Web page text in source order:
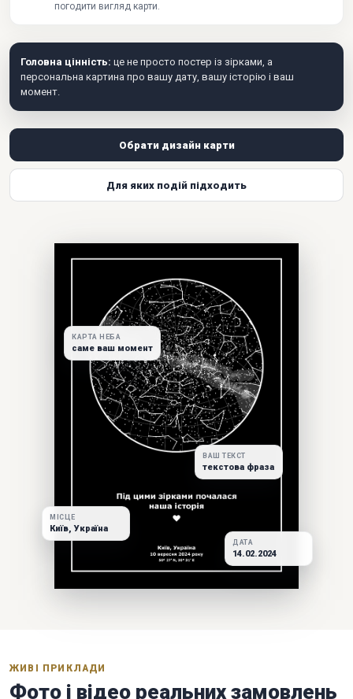
МІСЦЕ
Київ, Україна
ДАТА
14.02.2024
КАРТА НЕБА
саме ваш момент
ВАШ ТЕКСТ
текстова фраза
погодити вигляд карти.
Головна цінність: це не просто постер із зірками, а
персональна картина про вашу дату, вашу історію і ваш
момент.
Обрати дизайн карти
Для яких подій підходить
ЖИВІ ПРИКЛАДИ
Фото і відео реальних замовлень